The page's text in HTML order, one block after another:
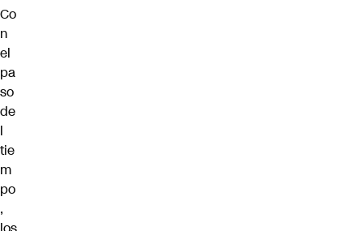
Co
n
el
pa
so
de
l
tie
m
po
,